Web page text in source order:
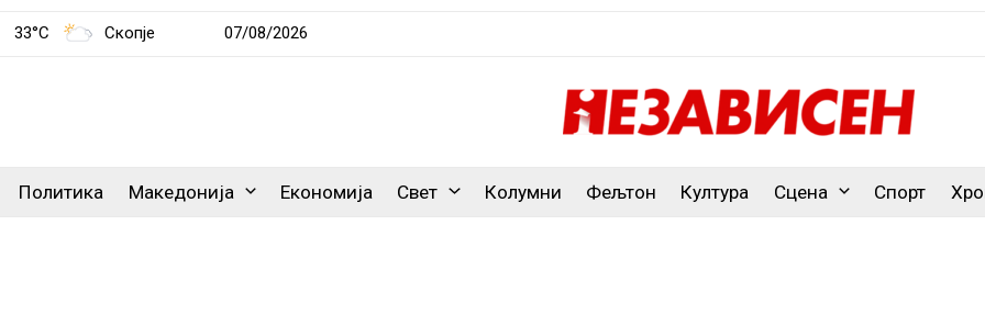
33°C Скопје 07/08/2026
Политика Македонија Економија Свет Колумни Фељтон Култура Сцена Спорт